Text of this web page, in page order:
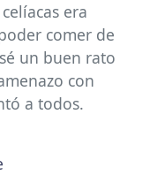
era
comer de
un buen rato
con
a todos.